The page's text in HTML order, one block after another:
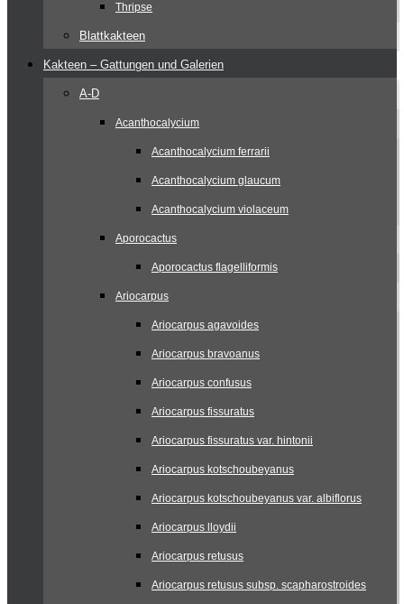
Thripse
Blattkakteen
Kakteen – Gattungen und Galerien
A-D
Acanthocalycium
Acanthocalycium ferrarii
Acanthocalycium glaucum
Acanthocalycium violaceum
Aporocactus
Aporocactus flagelliformis
Ariocarpus
Ariocarpus agavoides
Ariocarpus bravoanus
Ariocarpus confusus
Ariocarpus fissuratus
Ariocarpus fissuratus var. hintonii
Ariocarpus kotschoubeyanus
Ariocarpus kotschoubeyanus var. albiflorus
Ariocarpus lloydii
Ariocarpus retusus
Ariocarpus retusus subsp. scapharostroides